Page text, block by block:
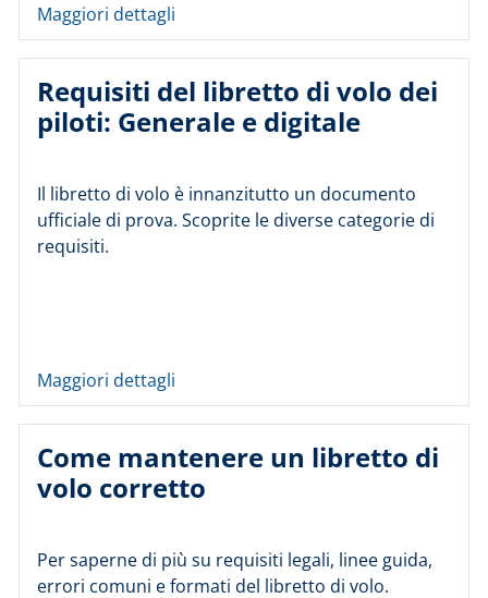
Maggiori dettagli
Requisiti del libretto di volo dei
piloti: Generale e digitale
Il libretto di volo è innanzitutto un documento
ufficiale di prova. Scoprite le diverse categorie di
requisiti.
Maggiori dettagli
Come mantenere un libretto di
volo corretto
Per saperne di più su requisiti legali, linee guida,
errori comuni e formati del libretto di volo.